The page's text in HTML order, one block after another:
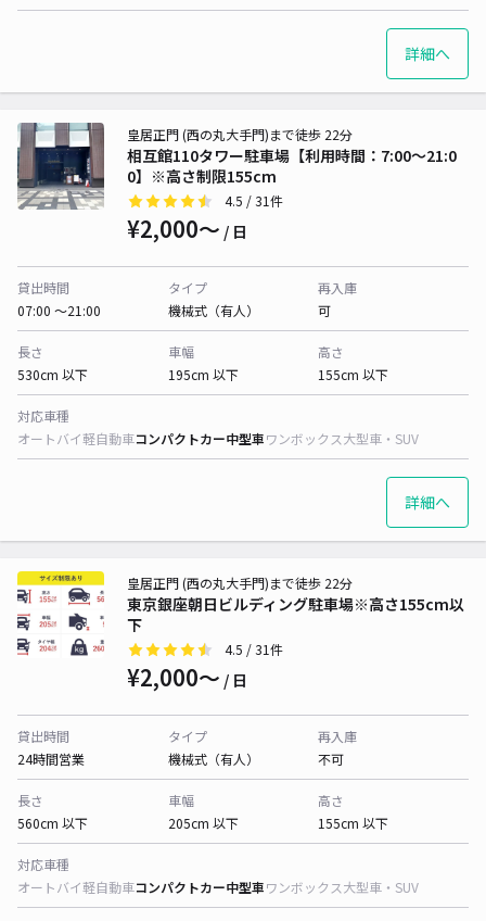
詳細へ
相互館110タワー駐車場【利用時間：7:00～21:0
0】※高さ制限155cm
皇居正門 (西の丸大手門)まで徒歩 22分
4.5 / 31件
¥2,000〜 / 日
貸出時間
07:00 〜21:00
タイプ
機械式（有人）
再入庫
可
長さ
530cm 以下
車幅
195cm 以下
高さ
155cm 以下
対応車種
オートバイ軽自動車コンパクトカー中型車ワンボックス大型車・SUV
詳細へ
東京銀座朝日ビルディング駐車場※高さ155cm以
下
皇居正門 (西の丸大手門)まで徒歩 22分
4.5 / 31件
¥2,000〜 / 日
貸出時間
24時間営業
タイプ
機械式（有人）
再入庫
不可
長さ
560cm 以下
車幅
205cm 以下
高さ
155cm 以下
対応車種
オートバイ軽自動車コンパクトカー中型車ワンボックス大型車・SUV